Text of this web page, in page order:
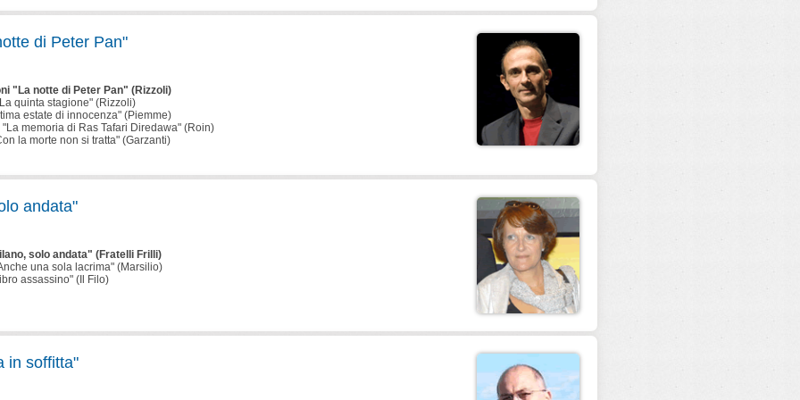
di Peter Pan"
"La notte di Peter Pan" (Rizzoli)
quinta stagione" (Rizzoli)
estate di innocenza" (Piemme)
memoria di Ras Tafari Diredawa" (Roin)
la morte non si tratta" (Garzanti)
andata"
solo andata" (Fratelli Frilli)
una sola lacrima" (Marsilio)
assassino" (Il Filo)
in soffitta"